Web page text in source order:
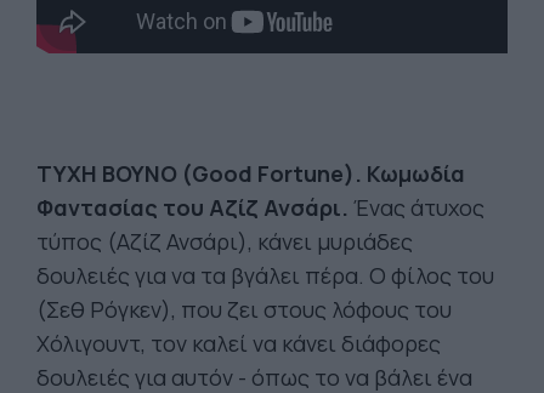
ΤΥΧΗ ΒΟΥΝΟ (Good Fortune). Κωμωδία
Φαντασίας του Αζίζ Ανσάρι. Ένας άτυχος
τύπος (Αζίζ Ανσάρι), κάνει μυριάδες
δουλειές για να τα βγάλει πέρα. Ο φίλος του
(Σεθ Ρόγκεν), που ζει στους λόφους του
Χόλιγουντ, τον καλεί να κάνει διάφορες
δουλειές για αυτόν - όπως το να βάλει ένα